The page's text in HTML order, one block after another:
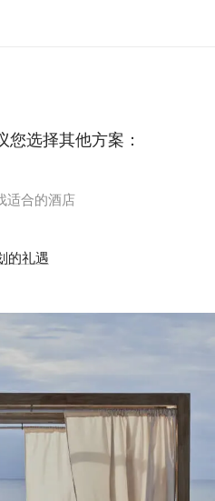
选择其他方案：
适合的酒店
的礼遇